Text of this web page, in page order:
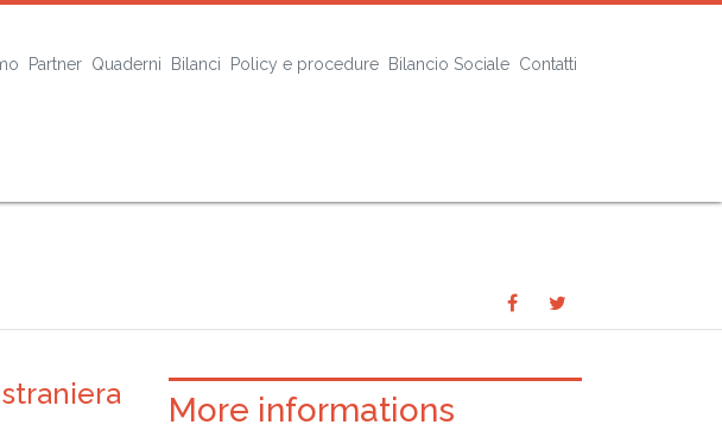
Partner Quaderni Bilanci Policy e procedure Bilancio Sociale Contatti
Share
on
on
More informations